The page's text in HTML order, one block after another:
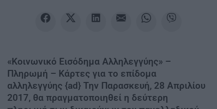
«Κοινωνικό Εισόδημα Αλληλεγγύης» –
Πληρωμή – Κάρτες για το επίδομα
αλληλεγγύης {ad} Την Παρασκευή, 28 Απριλίου
2017, θα πραγματοποιηθεί η δεύτερη